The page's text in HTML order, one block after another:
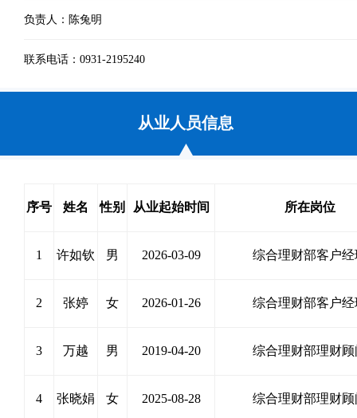
负责人：陈兔明
联系电话：0931-2195240
从业人员信息
序号 姓名 性别 从业起始时间 所在岗位
1 许如钦 男 2026-03-09 综合理财部客户经
2 张婷 女 2026-01-26 综合理财部客户经
3 万越 男 2019-04-20 综合理财部理财顾
4 张晓娟 女 2025-08-28 综合理财部理财顾